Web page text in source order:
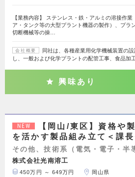
【業務内容】 ステンレス・鉄・アルミの溶接作業
ア・タンク等の大型プラント機器の製作）、プラ
切断機械等の操…
会社概要
同社は、各種産業用化学機械装置の
し、一般および化学プラントの配管工事、食品加
興味あり
NEW
【岡山/東区】資格や
を活かす製品組み立て＜課長
その他、技術系（電気・電子・半
株式会社光南溶工
450万円 ～ 649万円 岡山県